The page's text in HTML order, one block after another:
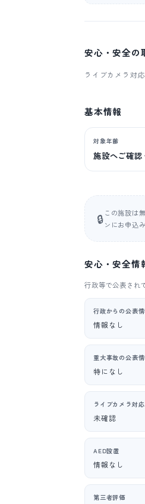
安心・安全の
ライブカメラ対
基本情報
対象年齢
施設へご確認
🔒この施設は
ンにお申込
安心・安全情
行政等で公表され
行政からの公表
情報なし
重大事故の公表
特になし
ライブカメラ対応
未確認
AED設置
情報なし
第三者評価